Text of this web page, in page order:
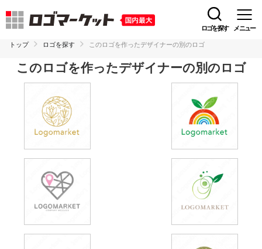
ロゴを探す メニュー
トップ ロゴを探す このロゴを作ったデザイナーの別のロゴ
このロゴを作ったデザイナーの別のロゴ